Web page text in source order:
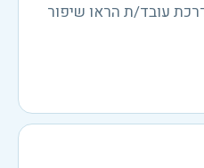
כ- 1600 $ בהדרכת עובד/ת הראו שיפור